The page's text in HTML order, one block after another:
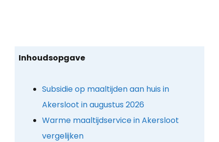
Inhoudsopgave
Subsidie op maaltijden aan huis in
Akersloot in augustus 2026
Warme maaltijdservice in Akersloot
vergelijken